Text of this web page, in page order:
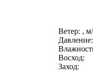
Ветер: ,
Восход:
Заход: